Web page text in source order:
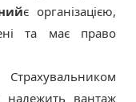
є організацією,
та має право
належить вантаж